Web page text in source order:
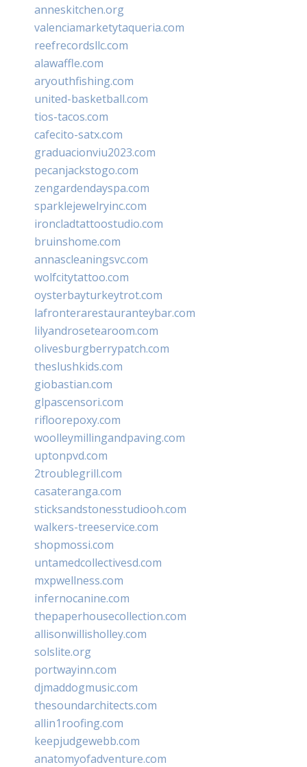
anneskitchen.org
valenciamarketytaqueria.com
reefrecordsllc.com
alawaffle.com
aryouthfishing.com
united-basketball.com
tios-tacos.com
cafecito-satx.com
graduacionviu2023.com
pecanjackstogo.com
zengardendayspa.com
sparklejewelryinc.com
ironcladtattoostudio.com
bruinshome.com
annascleaningsvc.com
wolfcitytattoo.com
oysterbayturkeytrot.com
lafronterarestauranteybar.com
lilyandrosetearoom.com
olivesburgberrypatch.com
theslushkids.com
giobastian.com
glpascensori.com
rifloorepoxy.com
woolleymillingandpaving.com
uptonpvd.com
2troublegrill.com
casateranga.com
sticksandstonesstudiooh.com
walkers-treeservice.com
shopmossi.com
untamedcollectivesd.com
mxpwellness.com
infernocanine.com
thepaperhousecollection.com
allisonwillisholley.com
solslite.org
portwayinn.com
djmaddogmusic.com
thesoundarchitects.com
allin1roofing.com
keepjudgewebb.com
anatomyofadventure.com